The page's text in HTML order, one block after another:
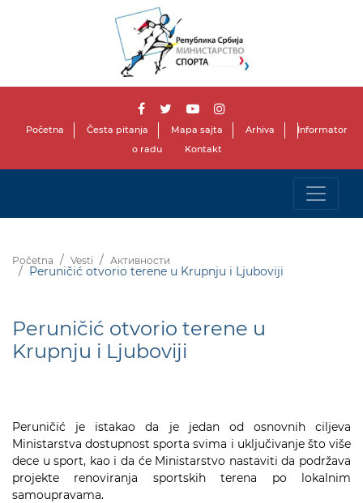
Početna Česta pitanja Mapa sajta Arhiva
Informator
o radu
Kontakt
Početna Vesti Активности
Peruničić otvorio terene u Krupnju i Ljuboviji
Peruničić otvorio terene u
Krupnju i Ljuboviji
Peruničić je istakao da je jedan od osnovnih ciljeva
Ministarstva dostupnost sporta svima i uključivanje što više
dece u sport, kao i da će Ministarstvo nastaviti da podržava
projekte renoviranja sportskih terena po lokalnim
samoupravama.